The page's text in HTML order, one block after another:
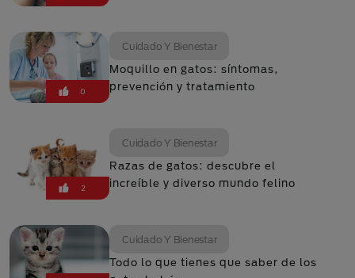
0
Cuidado Y Bienestar
Moquillo en gatos: síntomas,
prevención y tratamiento
2
Cuidado Y Bienestar
Razas de gatos: descubre el
increíble y diverso mundo felino
Cuidado Y Bienestar
Todo lo que tienes que saber de los